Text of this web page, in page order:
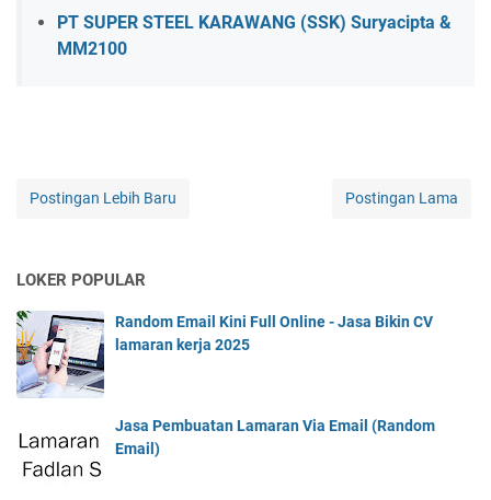
PT SUPER STEEL KARAWANG (SSK) Suryacipta &
MM2100
Postingan Lebih Baru Postingan Lama
LOKER POPULAR
Random Email Kini Full Online - Jasa Bikin CV
lamaran kerja 2025
Jasa Pembuatan Lamaran Via Email (Random
Email)